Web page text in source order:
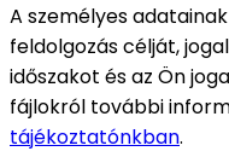
A személyes
feldolgozás célját,
időszakot és az Ön
fájlokról további
tájékoztatónkban.